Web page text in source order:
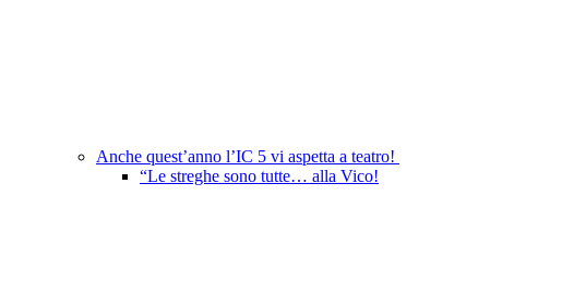
Anche quest’anno l’IC 5 vi aspetta a teatro!
“Le streghe sono tutte… alla Vico!